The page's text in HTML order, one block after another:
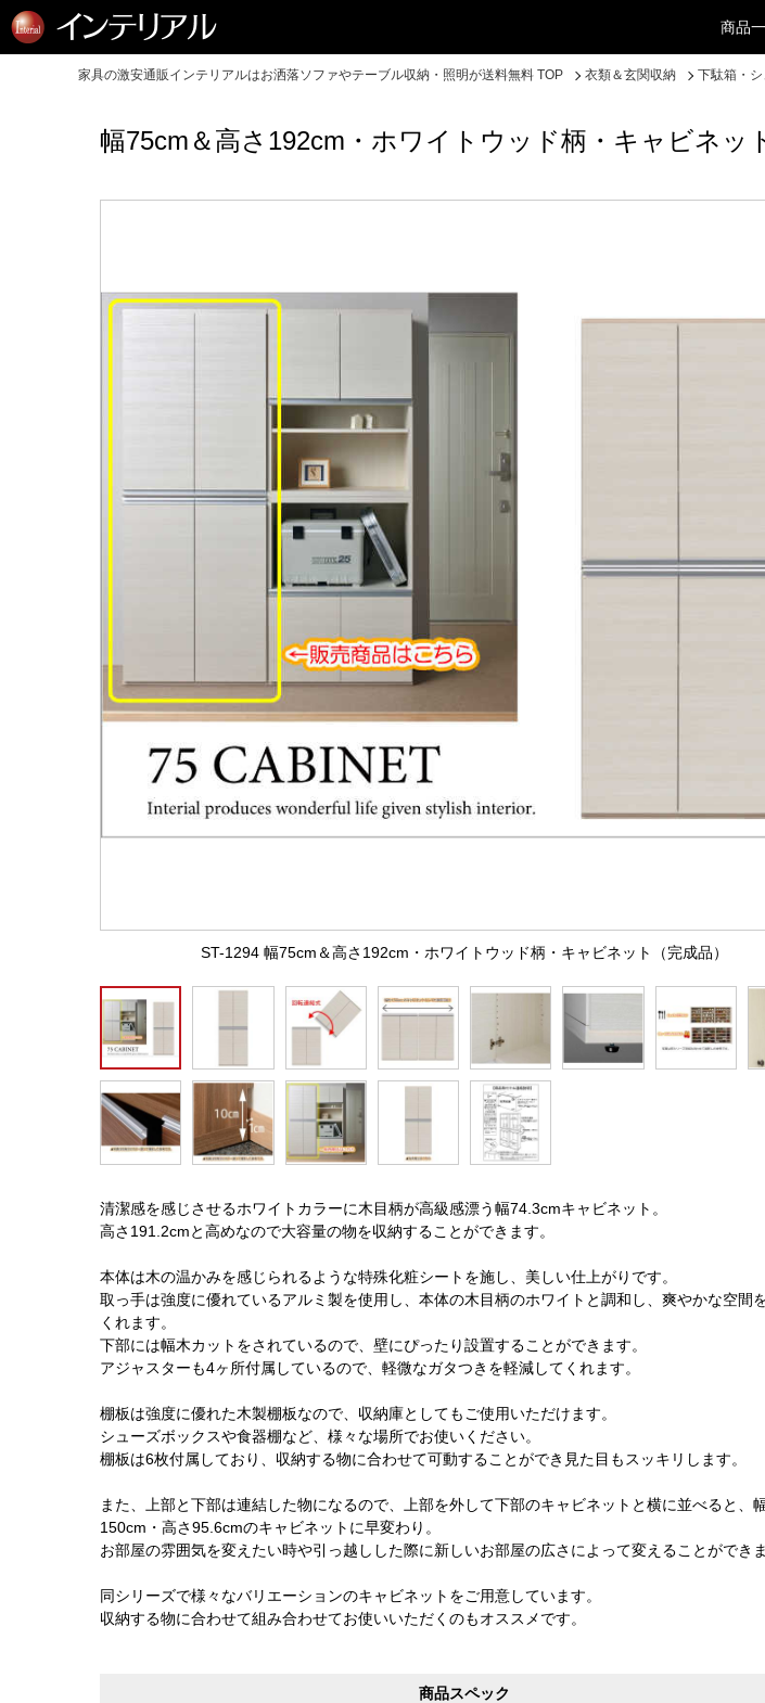
商品
家具の激安通販インテリアルはお洒落ソファやテーブル収納・照明が送料無料 TOP 衣類＆玄関収納 下駄箱・
幅75cm＆高さ192cm・ホワイトウッド柄・キャビネッ
ST-1294 幅75cm＆高さ192cm・ホワイトウッド柄・キャビネット（完成品）
清潔感を感じさせるホワイトカラーに木目柄が高級感漂う幅74.3cmキャビネット。
高さ191.2cmと高めなので大容量の物を収納することができます。
本体は木の温かみを感じられるような特殊化粧シートを施し、美しい仕上がりです。
取っ手は強度に優れているアルミ製を使用し、本体の木目柄のホワイトと調和し、爽やかな空間
くれます。
下部には幅木カットをされているので、壁にぴったり設置することができます。
アジャスターも4ヶ所付属しているので、軽微なガタつきを軽減してくれます。
棚板は強度に優れた木製棚板なので、収納庫としてもご使用いただけます。
シューズボックスや食器棚など、様々な場所でお使いください。
棚板は6枚付属しており、収納する物に合わせて可動することができ見た目もスッキリします。
また、上部と下部は連結した物になるので、上部を外して下部のキャビネットと横に並べると、
150cm・高さ95.6cmのキャビネットに早変わり。
お部屋の雰囲気を変えたい時や引っ越しした際に新しいお部屋の広さによって変えることができま
同シリーズで様々なバリエーションのキャビネットをご用意しています。
収納する物に合わせて組み合わせてお使いいただくのもオススメです。
商品スペック